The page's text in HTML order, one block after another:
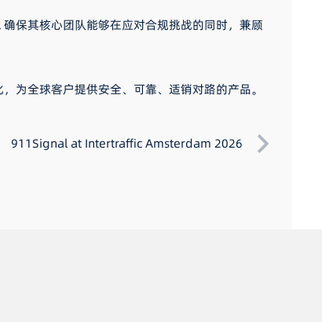
保其核心团队能够在应对合规挑战的同时，兼顾
为全球客户提供安全、可靠、适销对路的产品。
911Signal at Intertraffic Amsterdam 2026